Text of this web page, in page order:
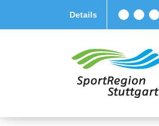
Details